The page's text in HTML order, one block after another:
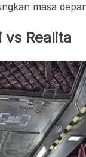
masa
vs Realita